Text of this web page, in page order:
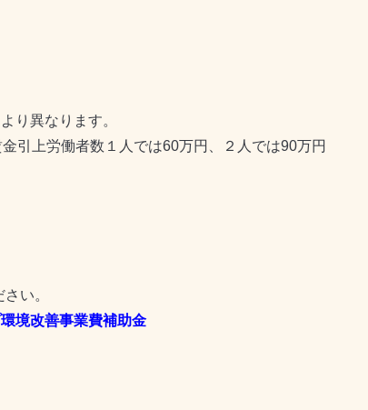
り異なります。
上労働者数１人では60万円、２人では90万円
い。
境改善事業費補助金